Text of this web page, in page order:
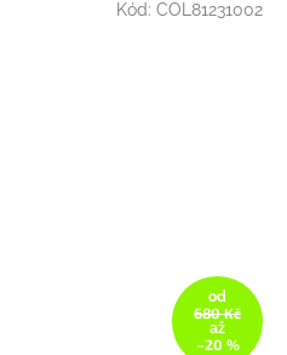
od
680 Kč
až
–20 %
Kód: COL81231002